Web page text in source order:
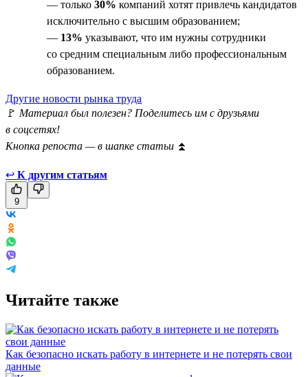
— только 30% компаний хотят привлечь кандидатов
исключительно с высшим образованием;
— 13% указывают, что им нужны сотрудники
со средним специальным либо профессиональным
образованием.
Другие новости рынка труда
🚩 Материал был полезен? Поделитесь им с друзьями
в соцсетях!
Кнопка репоста — в шапке статьи ⏫
↩ К другим статьям
9
Читайте также
Как безопасно искать работу в интернете и не потерять свои
данные